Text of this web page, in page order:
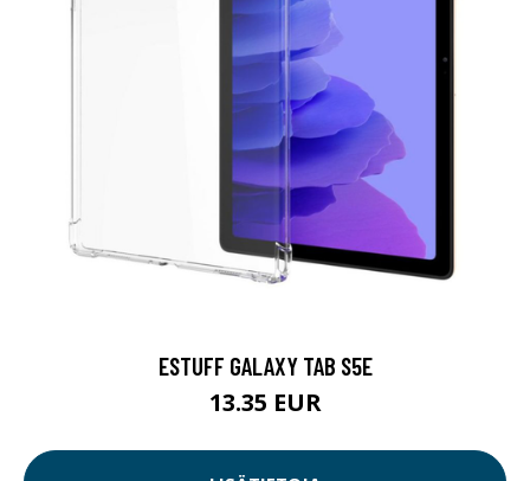
ESTUFF GALAXY TAB S5E
13.35 EUR